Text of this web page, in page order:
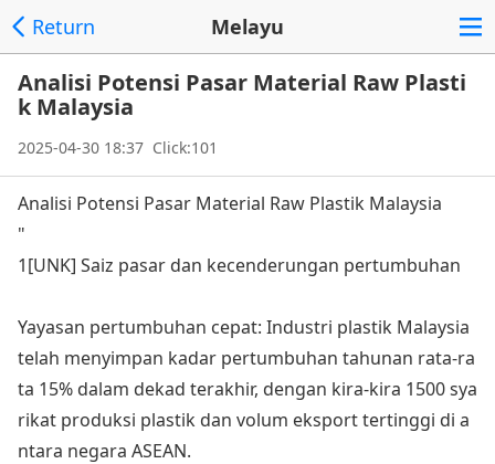
Return Melayu
Analisi Potensi Pasar Material Raw Plasti
k Malaysia
2025-04-30 18:37 Click:101
Analisi Potensi Pasar Material Raw Plastik Malaysia
"
1[UNK] Saiz pasar dan kecenderungan pertumbuhan
Yayasan pertumbuhan cepat: Industri plastik Malaysia
telah menyimpan kadar pertumbuhan tahunan rata-ra
ta 15% dalam dekad terakhir, dengan kira-kira 1500 sya
rikat produksi plastik dan volum eksport tertinggi di a
ntara negara ASEAN.